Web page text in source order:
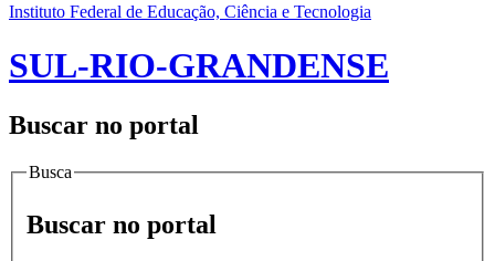
Instituto Federal de Educação, Ciência e Tecnologia
SUL-RIO-GRANDENSE
Buscar no portal
Busca
Buscar no portal